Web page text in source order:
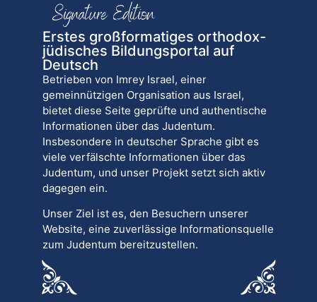
Erstes großformatiges orthodox-
jüdisches Bildungsportal auf
Deutsch
Betrieben von Imrey Israel, einer
gemeinnützigen Organisation aus Israel,
bietet diese Seite geprüfte und authentische
Informationen über das Judentum.
Insbesondere in deutscher Sprache gibt es
viele verfälschte Informationen über das
Judentum, und unser Projekt setzt sich aktiv
dagegen ein.
Unser Ziel ist es, den Besuchern unserer
Website, eine zuverlässige Informationsquelle
zum Judentum bereitzustellen.